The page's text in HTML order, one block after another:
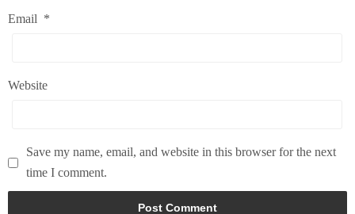
Email *
Website
Save my name, email, and website in this browser for the next
time I comment.